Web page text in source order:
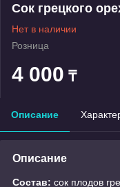
Сок грецкого
Нет в наличии
Розница
4 000 ₸
Описание
Описание
Состав: сок плодов